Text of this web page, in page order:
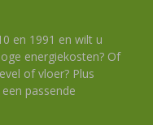
en 1991 en wilt u
energiekosten? Of
of vloer? Plus
passende